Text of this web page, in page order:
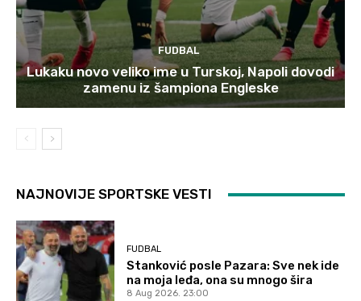
FUDBAL
Lukaku novo veliko ime u Turskoj, Napoli dovodi
zamenu iz šampiona Engleske
NAJNOVIJE SPORTSKE VESTI
FUDBAL
Stanković posle Pazara: Sve nek ide
na moja leđa, ona su mnogo šira
8 Aug 2026. 23:00